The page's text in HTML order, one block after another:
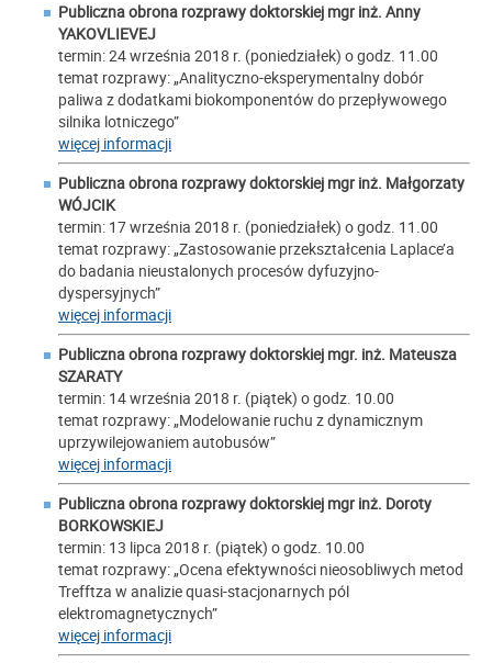
Publiczna obrona rozprawy doktorskiej mgr inż. Anny
YAKOVLIEVEJ
termin: 24 września 2018 r. (poniedziałek) o godz. 11.00
temat rozprawy: „Analityczno-eksperymentalny dobór
paliwa z dodatkami biokomponentów do przepływowego
silnika lotniczego”
więcej informacji
Publiczna obrona rozprawy doktorskiej mgr inż. Małgorzaty
WÓJCIK
termin: 17 września 2018 r. (poniedziałek) o godz. 11.00
temat rozprawy: „Zastosowanie przekształcenia Laplace’a
do badania nieustalonych procesów dyfuzyjno-
dyspersyjnych”
więcej informacji
Publiczna obrona rozprawy doktorskiej mgr. inż. Mateusza
SZARATY
termin: 14 września 2018 r. (piątek) o godz. 10.00
temat rozprawy: „Modelowanie ruchu z dynamicznym
uprzywilejowaniem autobusów”
więcej informacji
Publiczna obrona rozprawy doktorskiej mgr inż. Doroty
BORKOWSKIEJ
termin: 13 lipca 2018 r. (piątek) o godz. 10.00
temat rozprawy: „Ocena efektywności nieosobliwych metod
Trefftza w analizie quasi-stacjonarnych pól
elektromagnetycznych”
więcej informacji